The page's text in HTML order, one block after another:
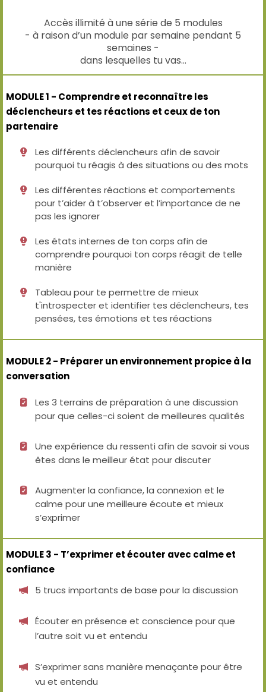
Accès illimité à une série de 5 modules
- à raison d’un module par semaine pendant 5
semaines -
dans lesquelles tu vas…
MODULE 1 - Comprendre et reconnaître les
déclencheurs et tes réactions et ceux de ton
partenaire
Les différents déclencheurs afin de savoir
pourquoi tu réagis à des situations ou des mots
Les différentes réactions et comportements
pour t’aider à t’observer et l’importance de ne
pas les ignorer
Les états internes de ton corps afin de
comprendre pourquoi ton corps réagit de telle
manière
Tableau pour te permettre de mieux
t'introspecter et identifier tes déclencheurs, tes
pensées, tes émotions et tes réactions
MODULE 2 - Préparer un environnement propice à la
conversation
Les 3 terrains de préparation à une discussion
pour que celles-ci soient de meilleures qualités
Une expérience du ressenti afin de savoir si vous
êtes dans le meilleur état pour discuter
Augmenter la confiance, la connexion et le
calme pour une meilleure écoute et mieux
s’exprimer
MODULE 3 - T’exprimer et écouter avec calme et
confiance
5 trucs importants de base pour la discussion
Écouter en présence et conscience pour que
l’autre soit vu et entendu
S’exprimer sans manière menaçante pour être
vu et entendu